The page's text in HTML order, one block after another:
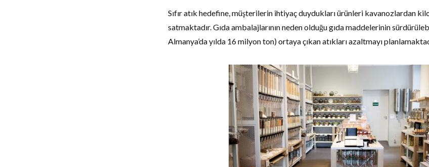
Sıfır atık hedefine, müşterilerin ihtiyaç duydukları ürünleri kavanozlardan
satmaktadır. Gıda ambalajlarının neden olduğu gıda maddelerinin
Almanya’da yılda 16 milyon ton) ortaya çıkan atıkları azaltmayı